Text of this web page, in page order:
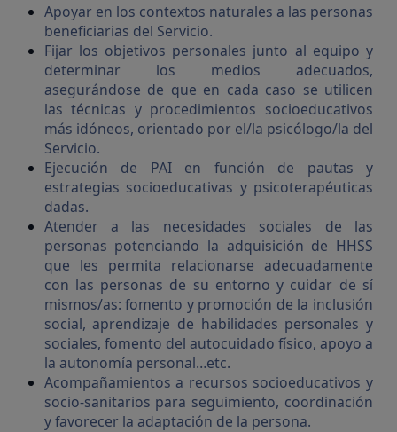
Servicios y
Apoyar en los contextos naturales a las personas
beneficiarias del Servicio.
Fijar los objetivos personales junto al equipo y
determinar los medios adecuados,
asegurándose de que en cada caso se utilicen
las técnicas y procedimientos socioeducativos
más idóneos, orientado por el/la psicólogo/la del
Servicio.
Ejecución de PAI en función de pautas y
estrategias socioeducativas y psicoterapéuticas
dadas.
Atender a las necesidades sociales de las
personas potenciando la adquisición de HHSS
que les permita relacionarse adecuadamente
con las personas de su entorno y cuidar de sí
mismos/as: fomento y promoción de la inclusión
social, aprendizaje de habilidades personales y
sociales, fomento del autocuidado físico, apoyo a
la autonomía personal…etc.
Acompañamientos a recursos socioeducativos y
socio-sanitarios para seguimiento, coordinación
y favorecer la adaptación de la persona.